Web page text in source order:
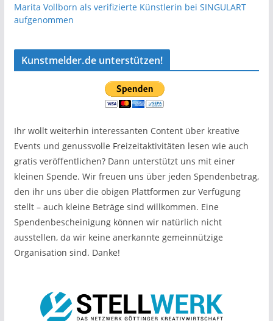
Marita Vollborn als verifizierte Künstlerin bei SINGULART
aufgenommen
Kunstmelder.de unterstützen!
Ihr wollt weiterhin interessanten Content über kreative
Events und genussvolle Freizeitaktivitäten lesen wie auch
gratis veröffentlichen? Dann unterstützt uns mit einer
kleinen Spende. Wir freuen uns über jeden Spendenbetrag,
den ihr uns über die obigen Plattformen zur Verfügung
stellt – auch kleine Beträge sind willkommen. Eine
Spendenbescheinigung können wir natürlich nicht
ausstellen, da wir keine anerkannte gemeinnützige
Organisation sind. Danke!